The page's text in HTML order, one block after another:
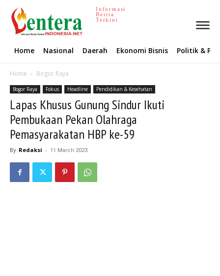
Informasi
Berita
Terkini
Home Nasional Daerah Ekonomi Bisnis Politik &
Home Bogor Raya
Bogor Raya Fokus Headline Pendidikan & Kesehatan
Lapas Khusus Gunung Sindur Ikuti
Pembukaan Pekan Olahraga
Pemasyarakatan HBP ke-59
By Redaksi - 11 March 2023